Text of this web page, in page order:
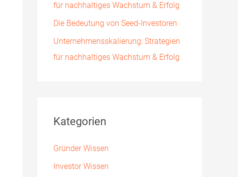
für nachhaltiges Wachstum & Erfolg
Die Bedeutung von Seed-Investoren
Unternehmensskalierung: Strategien
für nachhaltiges Wachstum & Erfolg
Kategorien
Gründer Wissen
Investor Wissen